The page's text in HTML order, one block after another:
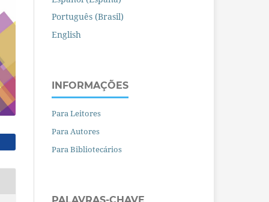
Português (Brasil)
English
INFORMAÇÕES
Para Leitores
Para Autores
Para Bibliotecários